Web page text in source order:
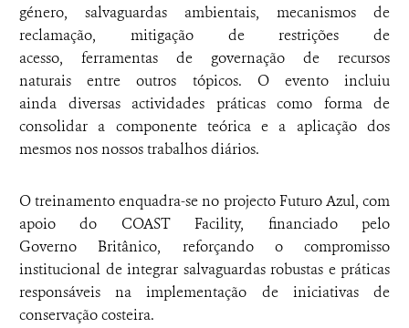
género, salvaguardas ambientais, mecanismos de
reclamação, mitigação de restrições de
acesso, ferramentas de governação de recursos
naturais entre outros tópicos. O evento incluiu
ainda diversas actividades práticas como forma de
consolidar a componente teórica e a aplicação dos
mesmos nos nossos trabalhos diários.
O treinamento enquadra-se no projecto Futuro Azul, com
apoio do COAST Facility, financiado pelo
Governo Britânico, reforçando o compromisso
institucional de integrar salvaguardas robustas e práticas
responsáveis na implementação de iniciativas de
conservação costeira.